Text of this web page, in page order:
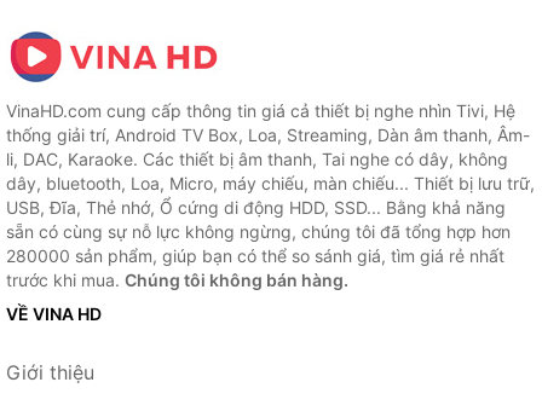
VinaHD.com cung cấp thông tin giá cả thiết bị nghe nhìn Tivi, Hệ
thống giải trí, Android TV Box, Loa, Streaming, Dàn âm thanh, Âm-
li, DAC, Karaoke. Các thiết bị âm thanh, Tai nghe có dây, không
dây, bluetooth, Loa, Micro, máy chiếu, màn chiếu... Thiết bị lưu trữ,
USB, Đĩa, Thẻ nhớ, Ổ cứng di động HDD, SSD... Bằng khả năng
sẵn có cùng sự nỗ lực không ngừng, chúng tôi đã tổng hợp hơn
280000 sản phẩm, giúp bạn có thể so sánh giá, tìm giá rẻ nhất
trước khi mua. Chúng tôi không bán hàng.
VỀ VINA HD
Giới thiệu